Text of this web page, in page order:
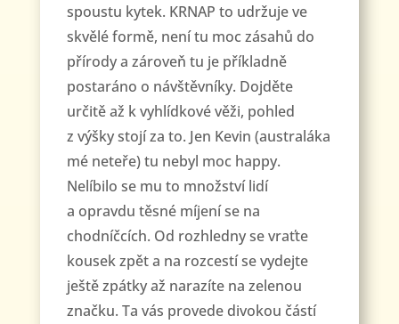
spoustu kytek. KRNAP to udržuje ve
skvělé formě, není tu moc zásahů do
přírody a zároveň tu je příkladně
postaráno o návštěvníky. Dojděte
určitě až k vyhlídkové věži, pohled
z výšky stojí za to. Jen Kevin (australáka
mé neteře) tu nebyl moc happy.
Nelíbilo se mu to množství lidí
a opravdu těsné míjení se na
chodníčcích. Od rozhledny se vraťte
kousek zpět a na rozcestí se vydejte
ještě zpátky až narazíte na zelenou
značku. Ta vás provede divokou částí